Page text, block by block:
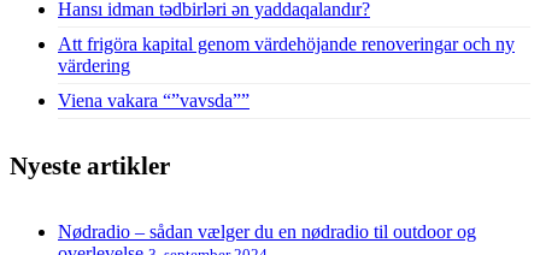
Hansı idman tədbirləri ən yaddaqalandır?
Att frigöra kapital genom värdehöjande renoveringar och ny
värdering
Viena vakara “”vavsda””
Nyeste artikler
Nødradio – sådan vælger du en nødradio til outdoor og